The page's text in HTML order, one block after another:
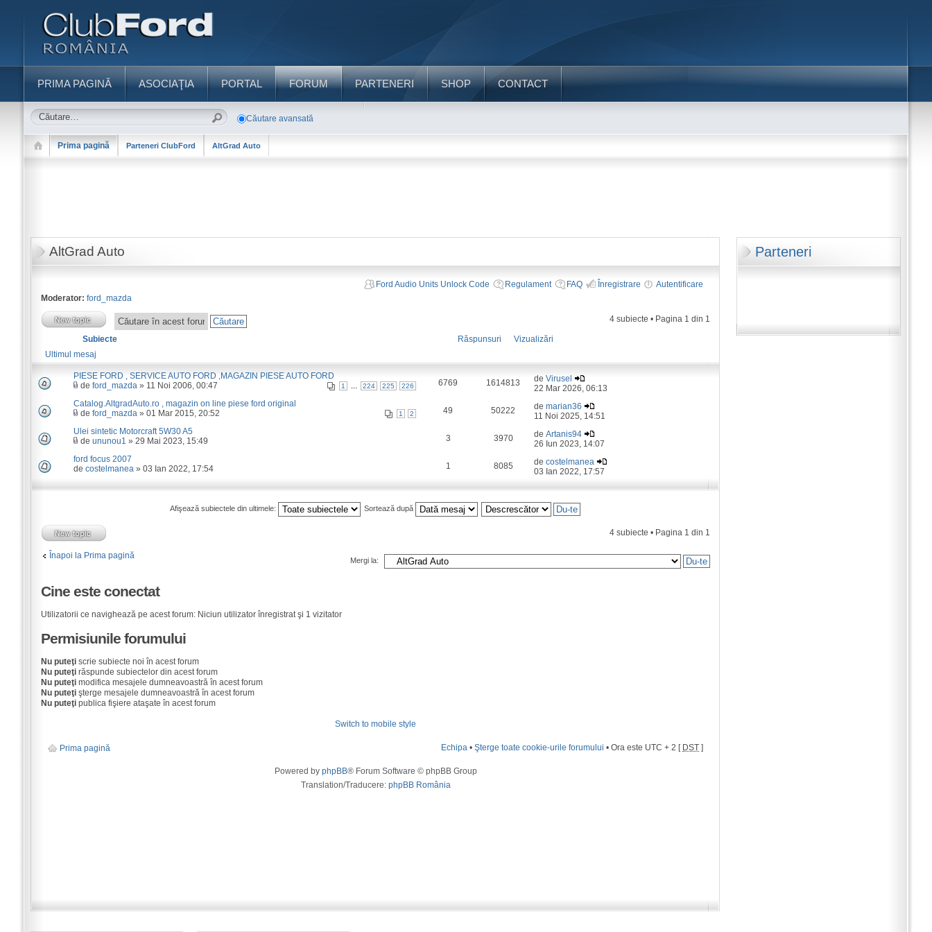
PRIMA PAGINĂ ASOCIAŢIA PORTAL FORUM PARTENERI SHOP CONTACT
Căutare avansată
Prima pagină Parteneri ClubFord AltGrad Auto
Parteneri
AltGrad Auto
Ford Audio Units Unlock Code Regulament FAQ Înregistrare
Autentificare
Moderator: ford_mazda
4 subiecte • Pagina 1 din 1
Subiecte Răspunsuri
Vizualizări
Ultimul mesaj
PIESE FORD , SERVICE AUTO FORD ,MAGAZIN PIESE AUTO FORD
1 224 225 226
de ford_mazda» 11 Noi 2006, 00:47 6769 1614813 deVirusel
22 Mar 2026, 06:13
Catalog.AltgradAuto.ro , magazin on line piese ford original
1 2
de ford_mazda» 01 Mar 2015, 20:52 49 50222 demarian36
11 Noi 2025, 14:51
Ulei sintetic Motorcraft 5W30 A5
de ununou1 » 29 Mai 2023, 15:49 3 3970 deArtanis94
26 Iun 2023, 14:07
ford focus 2007
de costelmanea» 03 Ian 2022, 17:54 1 8085 decostelmanea
03 Ian 2022, 17:57
Afişează subiectele din ultimele: Sortează după
4 subiecte • Pagina 1 din 1
Înapoi la Prima pagină
Mergi la:
Cine este conectat
Utilizatorii ce navighează pe acest forum: Niciun utilizator înregistrat şi 1 vizitator
Permisiunile forumului
Nu puteţiscrie subiecte noi în acest forum
Nu puteţirăspunde subiectelor din acest forum
Nu puteţimodifica mesajele dumneavoastră în acest forum
Nu puteţişterge mesajele dumneavoastră în acest forum
Nu puteţipublica fişiere ataşate în acest forum
Switch to mobile style
Prima pagină Echipa •Şterge toate cookie-urile forumului • Ora este UTC + 2 [ DST ]
Powered by phpBB® Forum Software © phpBB Group
Translation/Traducere: phpBB România